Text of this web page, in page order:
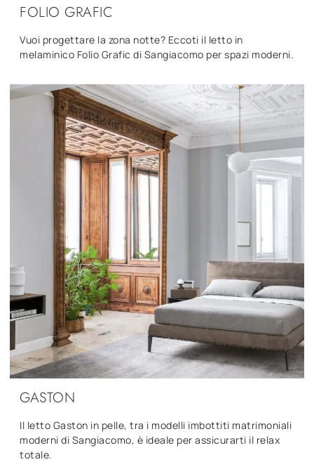
FOLIO GRAFIC
Vuoi progettare la zona notte? Eccoti il letto in
melaminico Folio Grafic di Sangiacomo per spazi moderni.
GASTON
Il letto Gaston in pelle, tra i modelli imbottiti matrimoniali
moderni di Sangiacomo, è ideale per assicurarti il relax
totale.